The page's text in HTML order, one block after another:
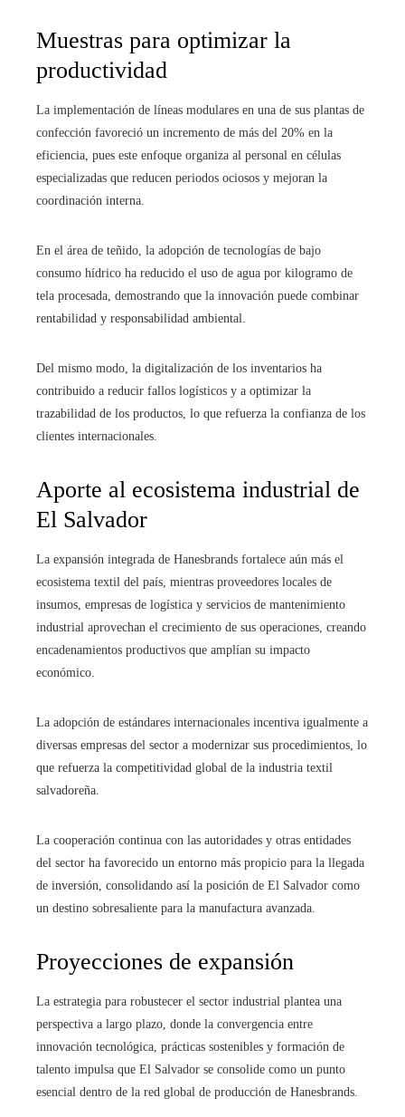
Muestras para optimizar la
productividad
La implementación de líneas modulares en una de sus plantas de
confección favoreció un incremento de más del 20% en la
eficiencia, pues este enfoque organiza al personal en células
especializadas que reducen periodos ociosos y mejoran la
coordinación interna.
En el área de teñido, la adopción de tecnologías de bajo
consumo hídrico ha reducido el uso de agua por kilogramo de
tela procesada, demostrando que la innovación puede combinar
rentabilidad y responsabilidad ambiental.
Del mismo modo, la digitalización de los inventarios ha
contribuido a reducir fallos logísticos y a optimizar la
trazabilidad de los productos, lo que refuerza la confianza de los
clientes internacionales.
Aporte al ecosistema industrial de
El Salvador
La expansión integrada de Hanesbrands fortalece aún más el
ecosistema textil del país, mientras proveedores locales de
insumos, empresas de logística y servicios de mantenimiento
industrial aprovechan el crecimiento de sus operaciones, creando
encadenamientos productivos que amplían su impacto
económico.
La adopción de estándares internacionales incentiva igualmente a
diversas empresas del sector a modernizar sus procedimientos, lo
que refuerza la competitividad global de la industria textil
salvadoreña.
La cooperación continua con las autoridades y otras entidades
del sector ha favorecido un entorno más propicio para la llegada
de inversión, consolidando así la posición de El Salvador como
un destino sobresaliente para la manufactura avanzada.
Proyecciones de expansión
La estrategia para robustecer el sector industrial plantea una
perspectiva a largo plazo, donde la convergencia entre
innovación tecnológica, prácticas sostenibles y formación de
talento impulsa que El Salvador se consolide como un punto
esencial dentro de la red global de producción de Hanesbrands.